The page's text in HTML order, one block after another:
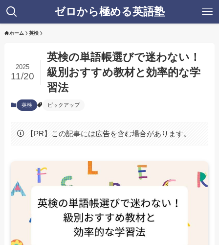
ゼロから極める英語塾
ホーム 英検
英検の単語帳選びで迷わない！
級別おすすめ教材と効率的な学
習法
2025
11/20
英検 ピックアップ
【PR】この記事には広告を含む場合があります。